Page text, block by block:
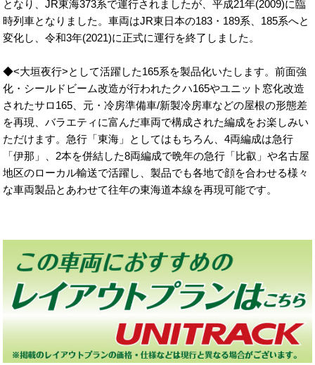
となり、JR東海373系で運行されましたが、平成21年(2009)に臨
時列車となりました。車両はJR東日本の183・189系、185系へと
変化し、令和3年(2021)に正式に運行を終了しました。
◆<大垣夜行>として活躍した165系を製品化いたします。前面強
化・シールドビーム改造が行われたクハ165やユニット窓化改造
されたサロ165、元・冷房準備車/新製冷房車などの屋根の形態差
を再現、バラエティに富んだ車両で構成された編成をお楽しみい
ただけます。急行「東海」としてはもちろん、4両編成は急行
「伊那」、2本を併結した8両編成で晩年の急行「比叡」や名古屋
地区のローカル輸送で活躍し、製品でも各地で顔を合わせる様々
な車両製品とあわせて往年の東海道本線を再現可能です。